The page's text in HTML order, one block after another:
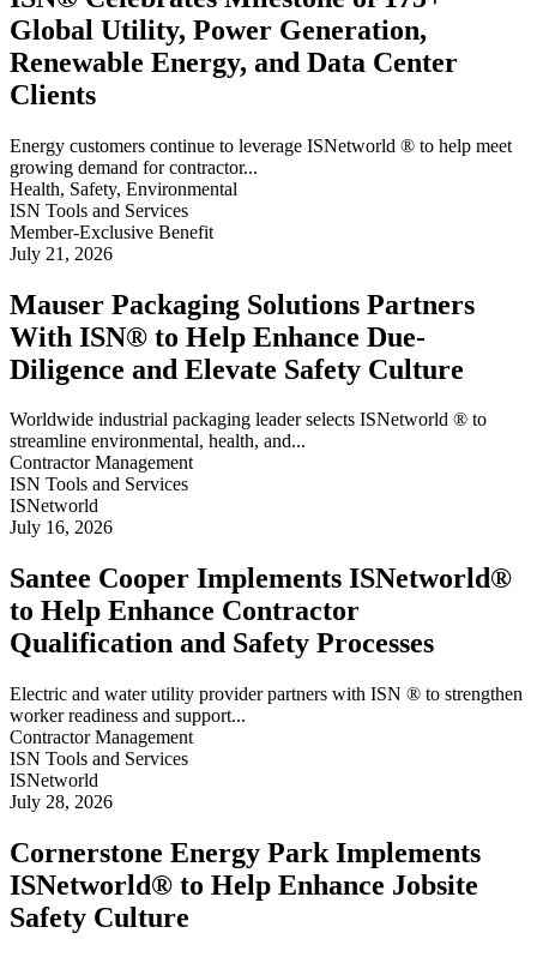
Global Utility, Power Generation,
Renewable Energy, and Data Center
Clients
Energy customers continue to leverage ISNetworld ® to help meet
growing demand for contractor...
Health, Safety, Environmental
ISN Tools and Services
Member-Exclusive Benefit
July 21, 2026
Mauser Packaging Solutions Partners
With ISN® to Help Enhance Due-
Diligence and Elevate Safety Culture
Worldwide industrial packaging leader selects ISNetworld ® to
streamline environmental, health, and...
Contractor Management
ISN Tools and Services
ISNetworld
July 16, 2026
Santee Cooper Implements ISNetworld®
to Help Enhance Contractor
Qualification and Safety Processes
Electric and water utility provider partners with ISN ® to strengthen
worker readiness and support...
Contractor Management
ISN Tools and Services
ISNetworld
July 28, 2026
Cornerstone Energy Park Implements
ISNetworld® to Help Enhance Jobsite
Safety Culture